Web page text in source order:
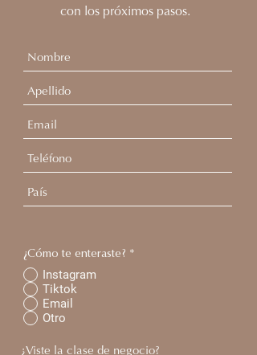
con los próximos pasos.
¿Cómo te enteraste? *
Instagram
Tiktok
Email
Otro
¿Viste la clase de negocio?